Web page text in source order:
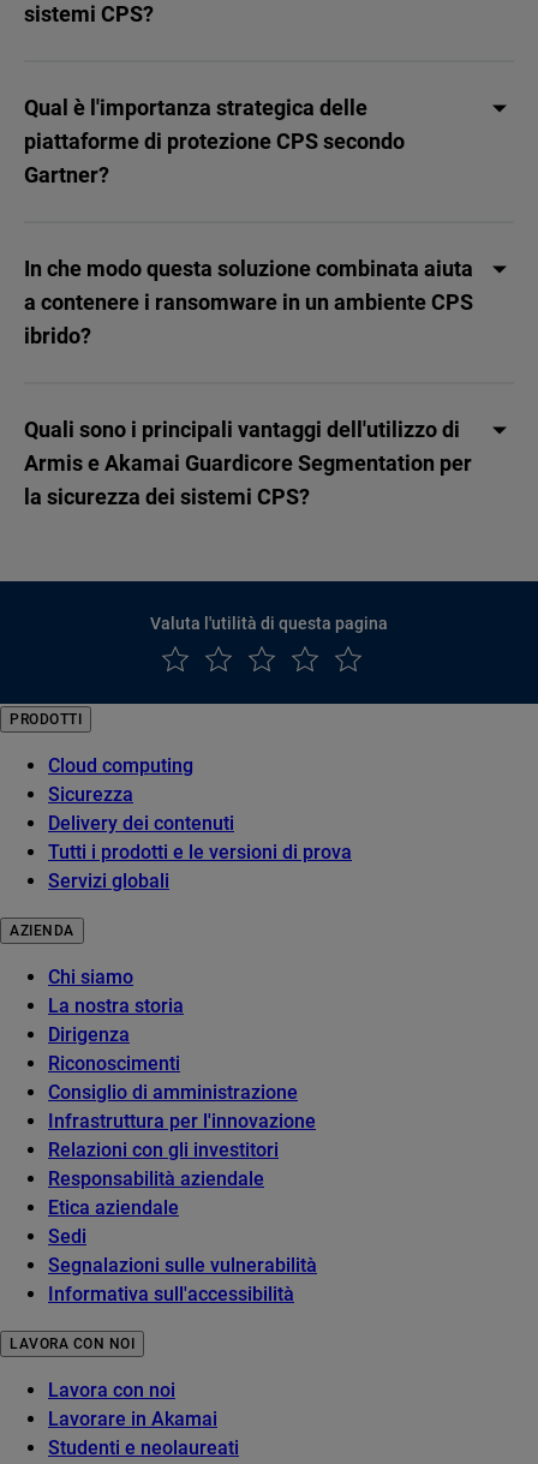
sistemi CPS?
Qual è l'importanza strategica delle
piattaforme di protezione CPS secondo
Gartner?
In che modo questa soluzione combinata aiuta
a contenere i ransomware in un ambiente CPS
ibrido?
Quali sono i principali vantaggi dell'utilizzo di
Armis e Akamai Guardicore Segmentation per
la sicurezza dei sistemi CPS?
Valuta l'utilità di questa pagina
PRODOTTI
Cloud computing
Sicurezza
Delivery dei contenuti
Tutti i prodotti e le versioni di prova
Servizi globali
AZIENDA
Chi siamo
La nostra storia
Dirigenza
Riconoscimenti
Consiglio di amministrazione
Infrastruttura per l'innovazione
Relazioni con gli investitori
Responsabilità aziendale
Etica aziendale
Sedi
Segnalazioni sulle vulnerabilità
Informativa sull'accessibilità
LAVORA CON NOI
Lavora con noi
Lavorare in Akamai
Studenti e neolaureati